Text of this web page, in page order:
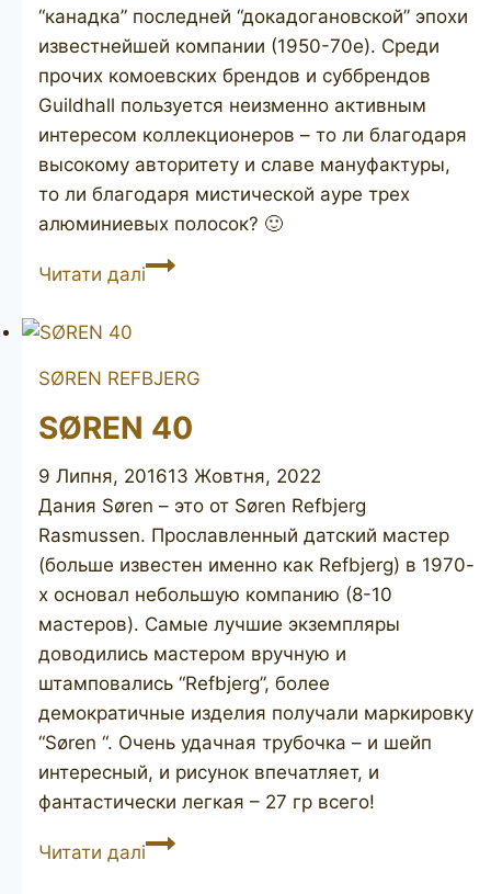
“канадка” последней “докадогановской” эпохи
известнейшей компании (1950-70е). Среди
прочих комоевских брендов и суббрендов
Guildhall пользуется неизменно активным
интересом коллекционеров – то ли благодаря
высокому авторитету и славе мануфактуры,
то ли благодаря мистической ауре трех
алюминиевых полосок? 🙂
Читати даліCOMOY’S
SØREN REFBJERG
SØREN 40
9 Липня, 201613 Жовтня, 2022
Дания Søren – это от Søren Refbjerg
Rasmussen. Прославленный датский мастер
(больше известен именно как Refbjerg) в 1970-
х основал небольшую компанию (8-10
мастеров). Самые лучшие экземпляры
доводились мастером вручную и
штамповались “Refbjerg”, более
демократичные изделия получали маркировку
“Søren “. Очень удачная трубочка – и шейп
интересный, и рисунок впечатляет, и
фантастически легкая – 27 гр всего!
Читати даліSØREN